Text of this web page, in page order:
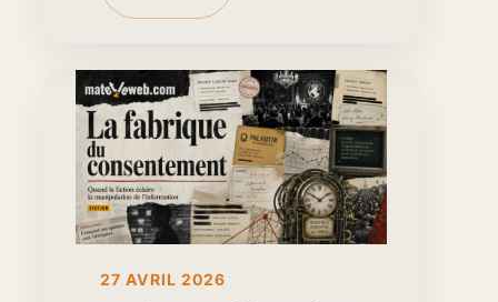
27 AVRIL 2026